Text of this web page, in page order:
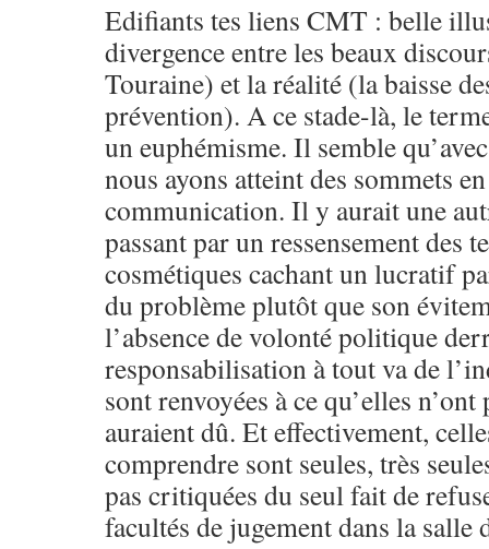
Edifiants tes liens CMT : belle
divergence entre les beaux
Touraine) et la réalité (la baisse
prévention). A ce stade-là, le
un euphémisme. Il semble
nous ayons atteint des sommets
communication. Il y aurait une
passant par un ressensement des
cosmétiques cachant un lucratif
du problème plutôt que son
l’absence de volonté politique
responsabilisation à tout va de
sont renvoyées à ce qu’elles
auraient dû. Et effectivement,
comprendre sont seules, très
pas critiquées du seul fait de
facultés de jugement dans la salle